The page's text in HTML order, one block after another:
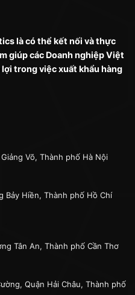
là có thể kết nối và thực
giúp các Doanh nghiệp Việt
trong việc xuất khẩu hàng
Võ, Thành phố Hà Nội
Bảy Hiền, Thành phố Hồ Chí
Tân An, Thành phố Cần Thơ
Quận Hải Châu, Thành phố